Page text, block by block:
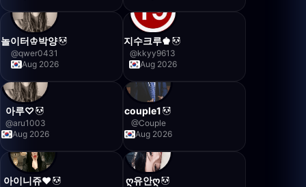
놀이터♔박양
@qwer0431
Aug 2026
지수크루♚
@kkyy9613
Aug 2026
아루♡
@aru1003
Aug 2026
couple1
@Couple
Aug 2026
아이니쥬❤️ ღ유안ღ